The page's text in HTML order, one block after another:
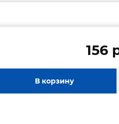
156
В корзину